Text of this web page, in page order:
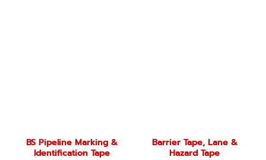
BS Pipeline Marking &
Identification Tape
Barrier Tape, Lane &
Hazard Tape